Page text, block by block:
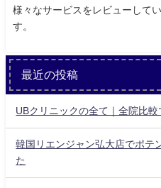
様々なサービスをレビューして
す。
最近の投稿
UBクリニックの全て｜全院比
韓国リエンジャン弘大店でポテ
た